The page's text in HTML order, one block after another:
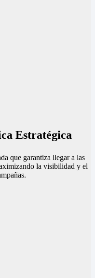
Estratégica
que garantiza llegar a las
la visibilidad y el